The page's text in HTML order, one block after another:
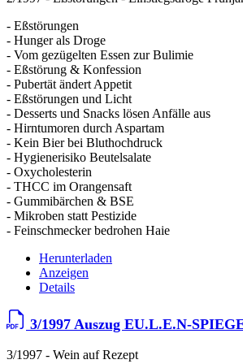
- Eßstörungen
- Hunger als Droge
- Vom gezügelten Essen zur Bulimie
- Eßstörung & Konfession
- Pubertät ändert Appetit
- Eßstörungen und Licht
- Desserts und Snacks lösen Anfälle aus
- Hirntumoren durch Aspartam
- Kein Bier bei Bluthochdruck
- Hygienerisiko Beutelsalate
- Oxycholesterin
- THCC im Orangensaft
- Gummibärchen & BSE
- Mikroben statt Pestizide
- Feinschmecker bedrohen Haie
Herunterladen
Anzeigen
Details
3/1997 Auszug EU.L.E.N-
3/1997 - Wein auf Rezept